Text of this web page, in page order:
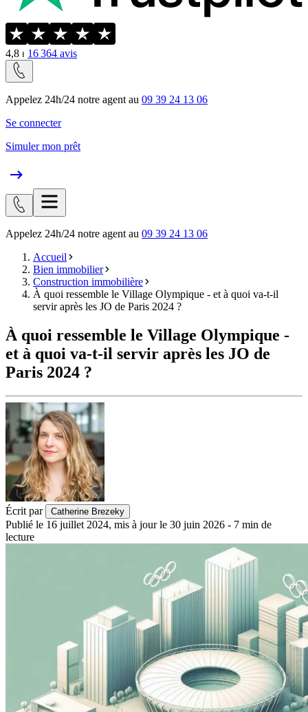
4,8 ⏐ 16 364 avis
Appelez 24h/24 notre agent au 09 39 24 13 06
Se connecter
Simuler mon prêt
Appelez 24h/24 notre agent au 09 39 24 13 06
Accueil
Bien immobilier
Construction immobilière
À quoi ressemble le Village Olympique - et à quoi va-t-il
servir après les JO de Paris 2024 ?
À quoi ressemble le Village Olympique -
et à quoi va-t-il servir après les JO de
Paris 2024 ?
Écrit par Catherine Brezeky
Publié le 16 juillet 2024, mis à jour le 30 juin 2026 - 7 min de
lecture